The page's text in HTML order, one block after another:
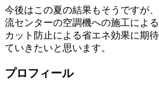
今後はこの夏の結果もそうですが
流センターの空調機への施工によ
カット防止による省エネ効果に期
ていきたいと思います。
プロフィール